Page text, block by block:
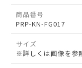
商品番号
PRP-KN-FG017
サイズ
※詳しくは画像を参